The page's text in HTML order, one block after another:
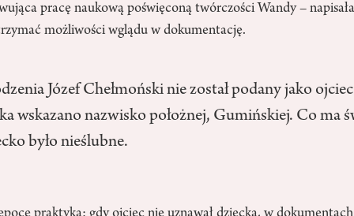
pracę naukową poświęconą twórczości Wandy –
możliwości wglądu w dokumentację.
Józef Chełmoński nie został podany jako
wskazano nazwisko położnej, Gumińskiej. Co ma
było nieślubne.